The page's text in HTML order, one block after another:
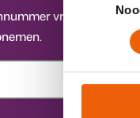
vragen we uit,